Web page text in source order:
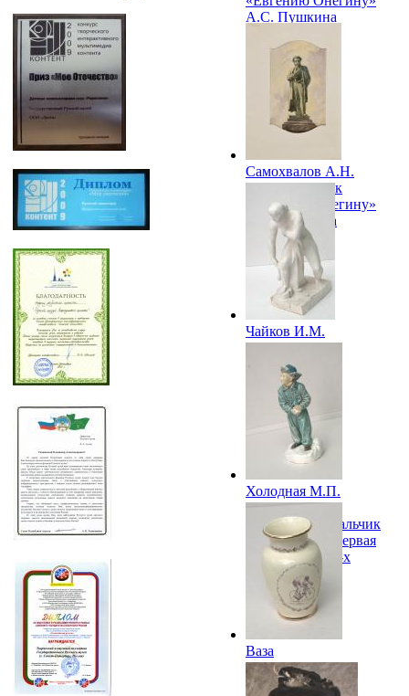
А.С. Пушкина
Самохвалов А.Н.
Иллюстрация к
«Евгению Онегину»
А.С. Пушкина
Чайков И.М.
Купальщица
Холодная М.П.
Декоративная
скульптура «Мальчик
со снежком». Первая
половина 1950-х
Ваза
«Велосипедист».
1950-е